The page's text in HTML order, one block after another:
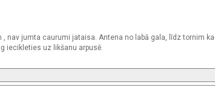
nav jumta caurumi jataisa. Antena no labā gala, līdz tornim
iecikleties uz likšanu arpusē.